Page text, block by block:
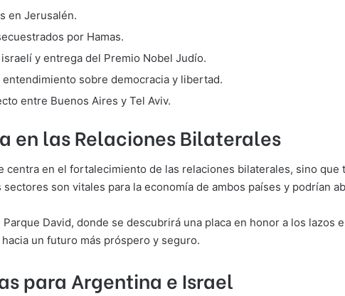
en Jerusalén.
por Hamas.
y entrega del Premio Nobel Judío.
sobre democracia y libertad.
entre Buenos Aires y Tel Aviv.
en las Relaciones Bilaterales
centra en el fortalecimiento de las relaciones bilaterales, sino
son vitales para la economía de ambos países y podrían
David, donde se descubrirá una placa en honor a los lazos
un futuro más próspero y seguro.
para Argentina e Israel